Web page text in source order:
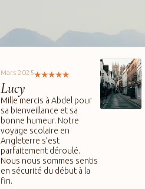
Mars 2025
Lucy
Mille mercis à Abdel pour
sa bienveillance et sa
bonne humeur. Notre
voyage scolaire en
Angleterre s’est
parfaitement déroulé.
Nous nous sommes sentis
en sécurité du début à la
fin.